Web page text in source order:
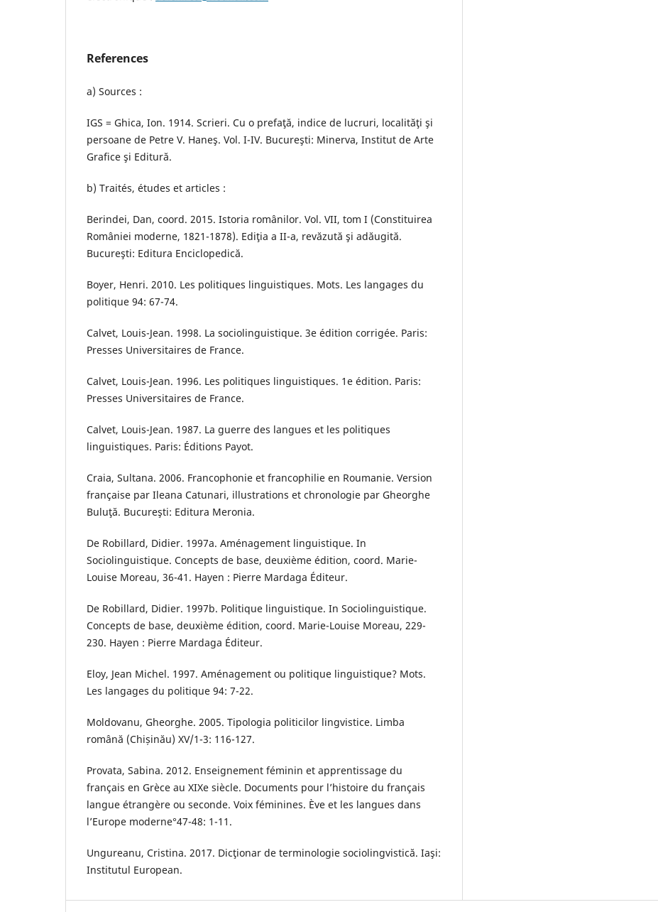
References
a) Sources :
IGS = Ghica, Ion. 1914. Scrieri. Cu o prefaţă, indice de lucruri, localităţi şi
persoane de Petre V. Haneş. Vol. I-IV. Bucureşti: Minerva, Institut de Arte
Grafice şi Editură.
b) Traités, études et articles :
Berindei, Dan, coord. 2015. Istoria românilor. Vol. VII, tom I (Constituirea
României moderne, 1821-1878). Ediţia a II-a, revăzută şi adăugită.
Bucureşti: Editura Enciclopedică.
Boyer, Henri. 2010. Les politiques linguistiques. Mots. Les langages du
politique 94: 67-74.
Calvet, Louis-Jean. 1998. La sociolinguistique. 3e édition corrigée. Paris:
Presses Universitaires de France.
Calvet, Louis-Jean. 1996. Les politiques linguistiques. 1e édition. Paris:
Presses Universitaires de France.
Calvet, Louis-Jean. 1987. La guerre des langues et les politiques
linguistiques. Paris: Éditions Payot.
Craia, Sultana. 2006. Francophonie et francophilie en Roumanie. Version
française par Ileana Catunari, illustrations et chronologie par Gheorghe
Buluţă. Bucureşti: Editura Meronia.
De Robillard, Didier. 1997a. Aménagement linguistique. In
Sociolinguistique. Concepts de base, deuxième édition, coord. Marie-
Louise Moreau, 36-41. Hayen : Pierre Mardaga Éditeur.
De Robillard, Didier. 1997b. Politique linguistique. In Sociolinguistique.
Concepts de base, deuxième édition, coord. Marie-Louise Moreau, 229-
230. Hayen : Pierre Mardaga Éditeur.
Eloy, Jean Michel. 1997. Aménagement ou politique linguistique? Mots.
Les langages du politique 94: 7-22.
Moldovanu, Gheorghe. 2005. Tipologia politicilor lingvistice. Limba
română (Chișinău) XV/1-3: 116-127.
Provata, Sabina. 2012. Enseignement féminin et apprentissage du
français en Grèce au XIXe siècle. Documents pour l’histoire du français
langue étrangère ou seconde. Voix féminines. Ève et les langues dans
l’Europe moderne°47-48: 1-11.
Ungureanu, Cristina. 2017. Dicţionar de terminologie sociolingvistică. Iaşi:
Institutul European.